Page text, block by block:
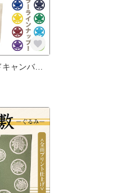
12oz スタンダードキャンバストートバッグ(L) 両面プリント